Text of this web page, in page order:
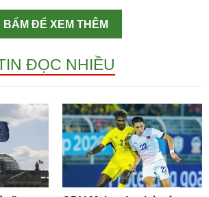
BẤM ĐỂ XEM THÊM
ĐỌC NHIỀU